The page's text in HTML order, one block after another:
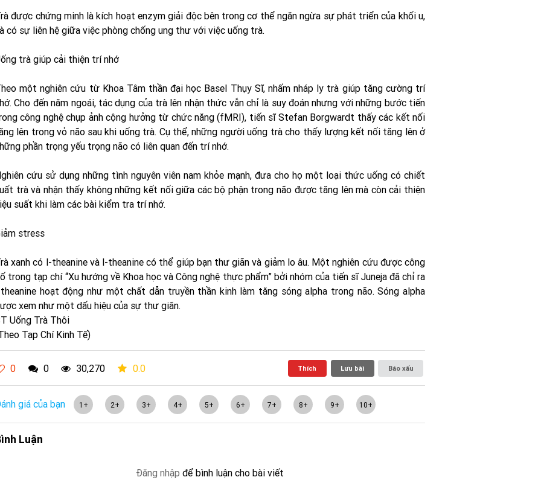
được chứng minh là kích hoạt enzym giải độc bên trong cơ thể ngăn ngừa sự phát triển của khối u,
có sự liên hệ giữa việc phòng chống ung thư với việc uống trà.
trà giúp cải thiện trí nhớ
một nghiên cứu từ Khoa Tâm thần đại học Basel Thụy Sĩ, nhấm nháp ly trà giúp tăng cường trí
Cho đến năm ngoái, tác dụng của trà lên nhận thức vẫn chỉ là suy đoán nhưng với những bước tiến
công nghệ chụp ảnh cộng hưởng từ chức năng (fMRI), tiến sĩ Stefan Borgwardt thấy các kết nối
lên trong vỏ não sau khi uống trà. Cụ thể, những người uống trà cho thấy lượng kết nối tăng lên ở
phần trọng yếu trọng não có liên quan đến trí nhớ.
cứu sử dụng những tình nguyên viên nam khỏe mạnh, đưa cho họ một loại thức uống có chiết
trà và nhận thấy không những kết nối giữa các bộ phận trong não được tăng lên mà còn cải thiện
suất khi làm các bài kiểm tra trí nhớ.
stress
xanh có l-theanine và l-theanine có thể giúp bạn thư giãn và giảm lo âu. Một nghiên cứu được công
trong tạp chí “Xu hướng về Khoa học và Công nghệ thực phẩm” bởi nhóm của tiến sĩ Juneja đã chỉ ra
hoạt động như một chất dẫn truyền thần kinh làm tăng sóng alpha trong não. Sóng alpha
xem như một dấu hiệu của sự thư giãn.
Uống Trà Thôi
Tạp Chí Kinh Tế)
0 0 30,270 0.0 Thích Lưu bài Báo xấu
giá của bạn 1+ 2+ 3+ 4+ 5+ 6+ 7+ 8+ 9+ 10+
Luận
Đăng nhập để bình luận cho bài viết